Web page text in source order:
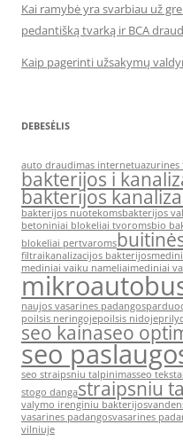
Kai ramybė yra svarbiau už
pedantišką tvarką ir BCA
Kaip pagerinti užsakymų
DEBESĖLIS
auto draudimas internetuazurines
bakterijos i
bakterijos
bakterijos nuotekomsbakterijos
betoniniai blokeliai tvoromsbio
blokeliai pertvaroms
filtraikanalizacijos bakterijos
mediniai vaiku nameliaimediniai
naujos vasarines padangos
poilsis neringojepoilsis nidoje
seo kainaseo
seo
seo straipsniu talpinimasseo tekstai
stogo dangastraipsniu
valymo irenginiu bakterijos
vasarines padangosvasarines
vilniuje